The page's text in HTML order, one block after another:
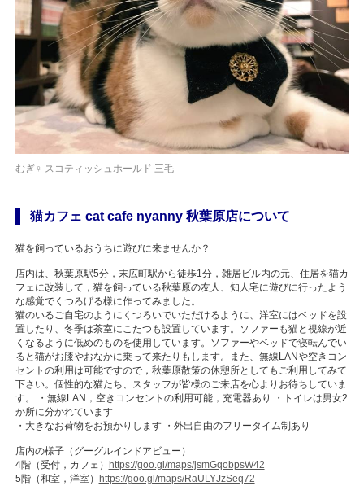
むぎ♀ スコティッシュホールド 三毛
猫カフェ cat cafe nyanny 秋葉原店について
猫を飼っているおうちに遊びに来ませんか？
店内は、秋葉原駅5分，末広町駅から徒歩1分，雑居ビル内の元、住居を猫カ
フェに改装して，猫を飼っている秋葉原の友人、知人宅に遊びに行ったよう
な感覚でくつろげる様に作ってみました。
猫のいるご自宅のようにくつろいでいただけるように、洋室にはベッドを設
置したり、冬季は茶室にこたつも設置しています。ソファーも猫と視線が近
くなるように低めのものを使用しています。ソファーやベッドで寝転んでい
ると猫がお膝やおなかに乗って来たりもします。また、無線LANや空きコン
セントの利用は可能ですので，秋葉原散策の休憩所としてもご利用してみて
下さい。個性的な猫たち、スタッフが皆様のご来店を心よりお待ちしていま
す。 ・無線LAN，空きコンセントの利用可能，充電器あり ・トイレは男女2
か所に分かれています
・大きなお荷物をお預かりします ・外出自由のフリータイム制あり
店内の様子（グーグルインドアビュー）
4階（受付，カフェ） https://goo.gl/maps/jsmGqobpsW42
5階（和室，洋室） https://goo.gl/maps/RaULYJzSeq72